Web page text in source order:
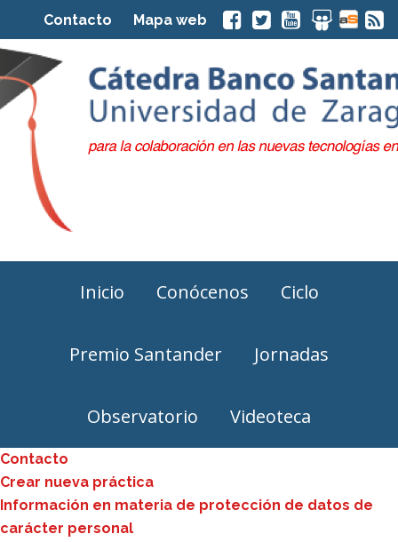
Contacto Mapa web
Inicio Conócenos Ciclo
Premio Santander Jornadas
Observatorio Videoteca
Contacto
Crear nueva práctica
Información en materia de protección de datos de
carácter personal